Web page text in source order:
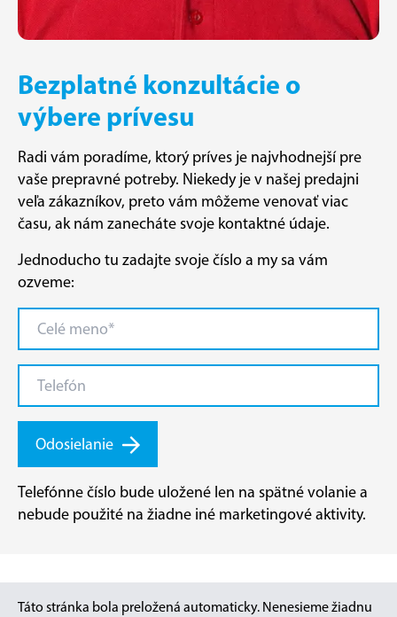
Bezplatné konzultácie o
výbere prívesu
Radi vám poradíme, ktorý príves je najvhodnejší pre
vaše prepravné potreby. Niekedy je v našej predajni
veľa zákazníkov, preto vám môžeme venovať viac
času, ak nám zanecháte svoje kontaktné údaje.
Jednoducho tu zadajte svoje číslo a my sa vám
ozveme:
Odosielanie
Telefónne číslo bude uložené len na spätné volanie a
nebude použité na žiadne iné marketingové aktivity.
Táto stránka bola preložená automaticky. Nenesieme žiadnu